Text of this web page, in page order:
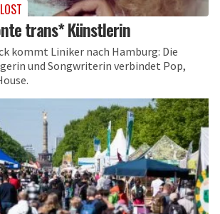
trans* Künstlerin
kommt Liniker nach Hamburg: Die
und Songwriterin verbindet Pop,